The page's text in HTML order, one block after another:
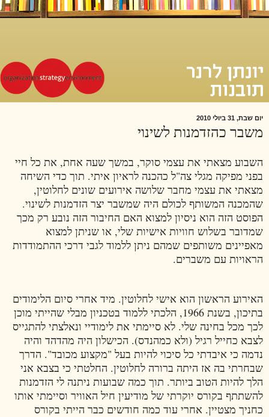
יום שבת, 31 ביולי 2010
משבר כהזדמנות לשינוי
השבוע מצאתי את עצמי סוקר, במשך שעה אחת, את כל חיי
בפני מפיקה מגלי צה"ל כהכנה לראיון איתי. תוך כדי השיחה
מצאתי את עצמי מחבר שלושה אירועים שונים לחלוטין,
שהמכנה המשותף לכולם היה שמשבר יצר הזדמנות לשינוי.
הפוסט הזה הוא ניסיון למצוא האם החיבור הזה נובע רק מכך
שמדובר בשלוש חוויות אישיות שלי, או שניתן למצוא
מאפיינים משותפים שמהם ניתן ללמוד לגבי דרכי ההתמודדות
הראויות עם משברים.
האירוע הראשון הוא אישי לחלוטין. מיד אחרי סיום הלימודים
בתיכון, בשנת 1966, הלכתי ללמוד בטכניון מבלי שהייתי מוכן
לכך מכל בחינה שלי. לא סיימתי את לימודיי ונאלצתי להתגייס
לצבא כחייל רגיל (ולא כמהנדס). הכישלון היה מהדהד והיה
נדמה כי איבדתי כל סיכוי להיות בעל "מקצוע מכובד". הדרך
שבחרתי בה אז היתה ברורה לחלוטין. החלטתי כי בצבא אני
הלך להיות הטוב ביותר. תוך כמה שבועות ניתנה לי הזדמנות
להשתתף בקורס יוקרתי של מודיעין חיל האוויר וסיימתי אותו
כחניך מצטיין. אחרי עוד כמה חודשים כבר הייתי בקורס